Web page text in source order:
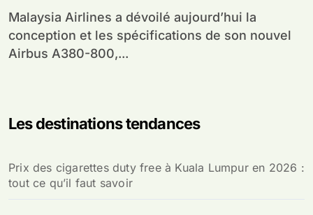
Malaysia Airlines a dévoilé aujourd’hui la
conception et les spécifications de son nouvel
Airbus A380-800,...
Les destinations tendances
Prix des cigarettes duty free à Kuala Lumpur en 2026 :
tout ce qu’il faut savoir